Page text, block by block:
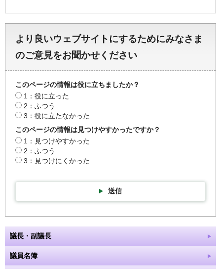
より良いウェブサイトにするためにみなさま
のご意見をお聞かせください
このページの情報は役に立ちましたか？
1：役に立った
2：ふつう
3：役に立たなかった
このページの情報は見つけやすかったですか？
1：見つけやすかった
2：ふつう
3：見つけにくかった
送信
議長・副議長
議員名簿